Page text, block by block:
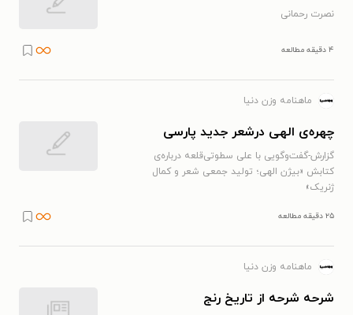
نصرت رحمانی
۴ دقیقه مطالعه
ماهنامه وزن دنیا
چهره‌ی الهی درشعر جدید پارسی
گزارش-گفت‌وگویی با علی سطوتی‌‌قلعه درباره‌ی
کتابش «بیژن الهی؛ تولید جمعی شعر و کمال
ژنریک»
۲۵ دقیقه مطالعه
ماهنامه وزن دنیا
شرحه شرحه از تاریخ رنج